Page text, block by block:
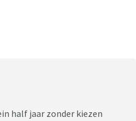
half jaar zonder kiezen